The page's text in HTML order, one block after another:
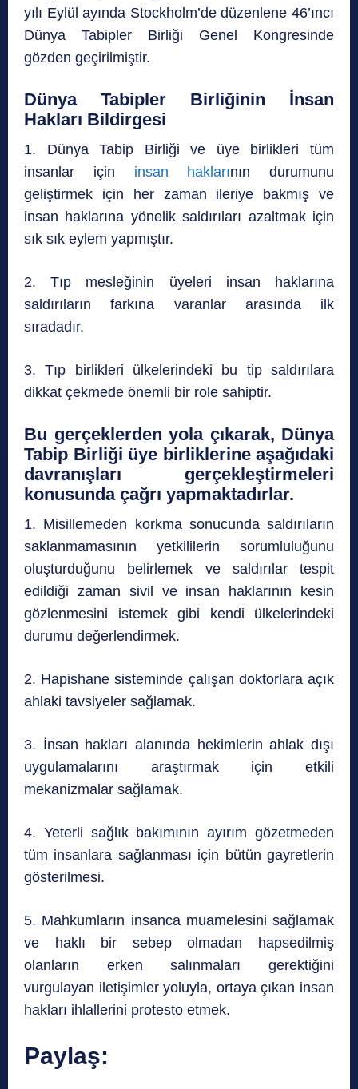
yılı Eylül ayında Stockholm’de düzenlene 46’ıncı
Dünya Tabipler Birliği Genel Kongresinde
gözden geçirilmiştir.
Dünya Tabipler Birliğinin İnsan
Hakları Bildirgesi
1. Dünya Tabip Birliği ve üye birlikleri tüm
insanlar için insan haklarının durumunu
geliştirmek için her zaman ileriye bakmış ve
insan haklarına yönelik saldırıları azaltmak için
sık sık eylem yapmıştır.
2. Tıp mesleğinin üyeleri insan haklarına
saldırıların farkına varanlar arasında ilk
sıradadır.
3. Tıp birlikleri ülkelerindeki bu tip saldırılara
dikkat çekmede önemli bir role sahiptir.
Bu gerçeklerden yola çıkarak, Dünya
Tabip Birliği üye birliklerine aşağıdaki
davranışları gerçekleştirmeleri
konusunda çağrı yapmaktadırlar.
1. Misillemeden korkma sonucunda saldırıların
saklanmamasının yetkililerin sorumluluğunu
oluşturduğunu belirlemek ve saldırılar tespit
edildiği zaman sivil ve insan haklarının kesin
gözlenmesini istemek gibi kendi ülkelerindeki
durumu değerlendirmek.
2. Hapishane sisteminde çalışan doktorlara açık
ahlaki tavsiyeler sağlamak.
3. İnsan hakları alanında hekimlerin ahlak dışı
uygulamalarını araştırmak için etkili
mekanizmalar sağlamak.
4. Yeterli sağlık bakımının ayırım gözetmeden
tüm insanlara sağlanması için bütün gayretlerin
gösterilmesi.
5. Mahkumların insanca muamelesini sağlamak
ve haklı bir sebep olmadan hapsedilmiş
olanların erken salınmaları gerektiğini
vurgulayan iletişimler yoluyla, ortaya çıkan insan
hakları ihlallerini protesto etmek.
Paylaş: